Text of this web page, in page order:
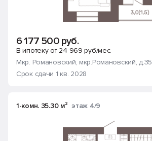
6 177 500 руб.
В ипотеку от 24 969 руб/мес.
Мкр. Романовский, мкр.Романовский, д.35
Срок сдачи 1 кв. 2028
1-комн. 35.30 м² этаж 4/9